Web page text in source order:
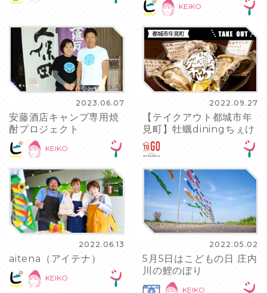
KEIKO
2023.06.07
安藤酒店キャンプ専用焼
酎プロジェクト
KEIKO
2022.09.27
【テイクアウト都城市年
見町】牡蠣diningちぇけ
2022.06.13
aitena（アイテナ）
KEIKO
2022.05.02
5月5日はこどもの日 庄内
川の鯉のぼり
KEIKO